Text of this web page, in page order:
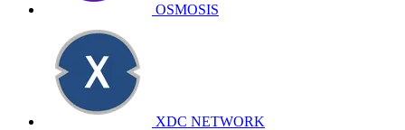
OSMOSIS
XDC NETWORK